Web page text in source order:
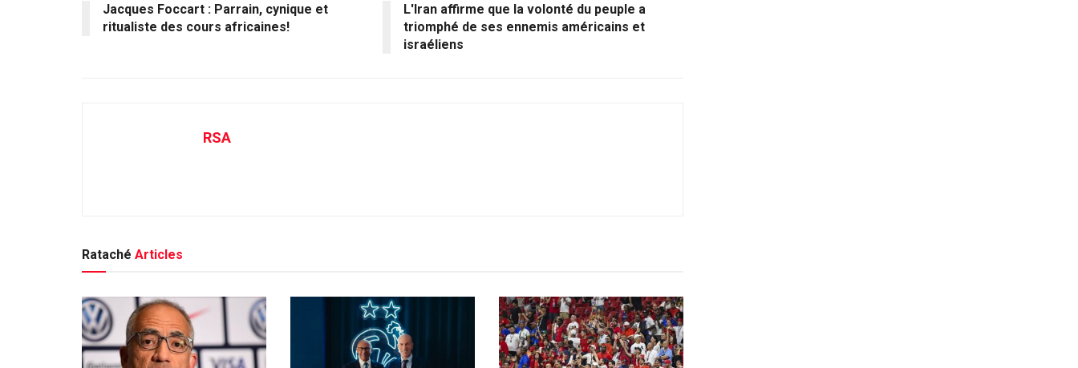
Jacques Foccart : Parrain, cynique et
ritualiste des cours africaines!
L'Iran affirme que la volonté du peuple a
triomphé de ses ennemis américains et
israéliens
RSA
Rataché Articles